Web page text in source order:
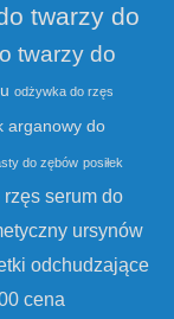
twarzy do
twarzy do
odżywka do rzęs
arganowy do
do zębów posiłek
serum do
ursynów
odchudzające
cena